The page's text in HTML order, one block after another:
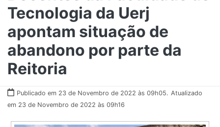
Tecnologia da Uerj
apontam situação de
abandono por parte da
Reitoria
Publicado em 23 de Novembro de 2022 às 09h05. Atualizado
em 23 de Novembro de 2022 às 09h16